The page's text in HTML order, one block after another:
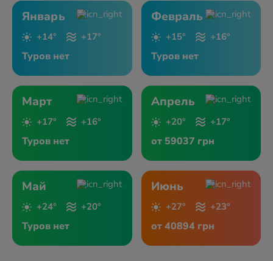
Январь
+14° +17°
Туров нет
Февраль
+15° +16°
Туров нет
Март
+17° +16°
Туров нет
Апрель
+20° +17°
от 59037 грн
Май
+24° +20°
Туров нет
Июнь
+27° +23°
от 40894 грн